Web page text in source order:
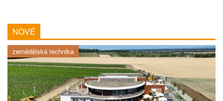
NOVÉ
zemědělská technika